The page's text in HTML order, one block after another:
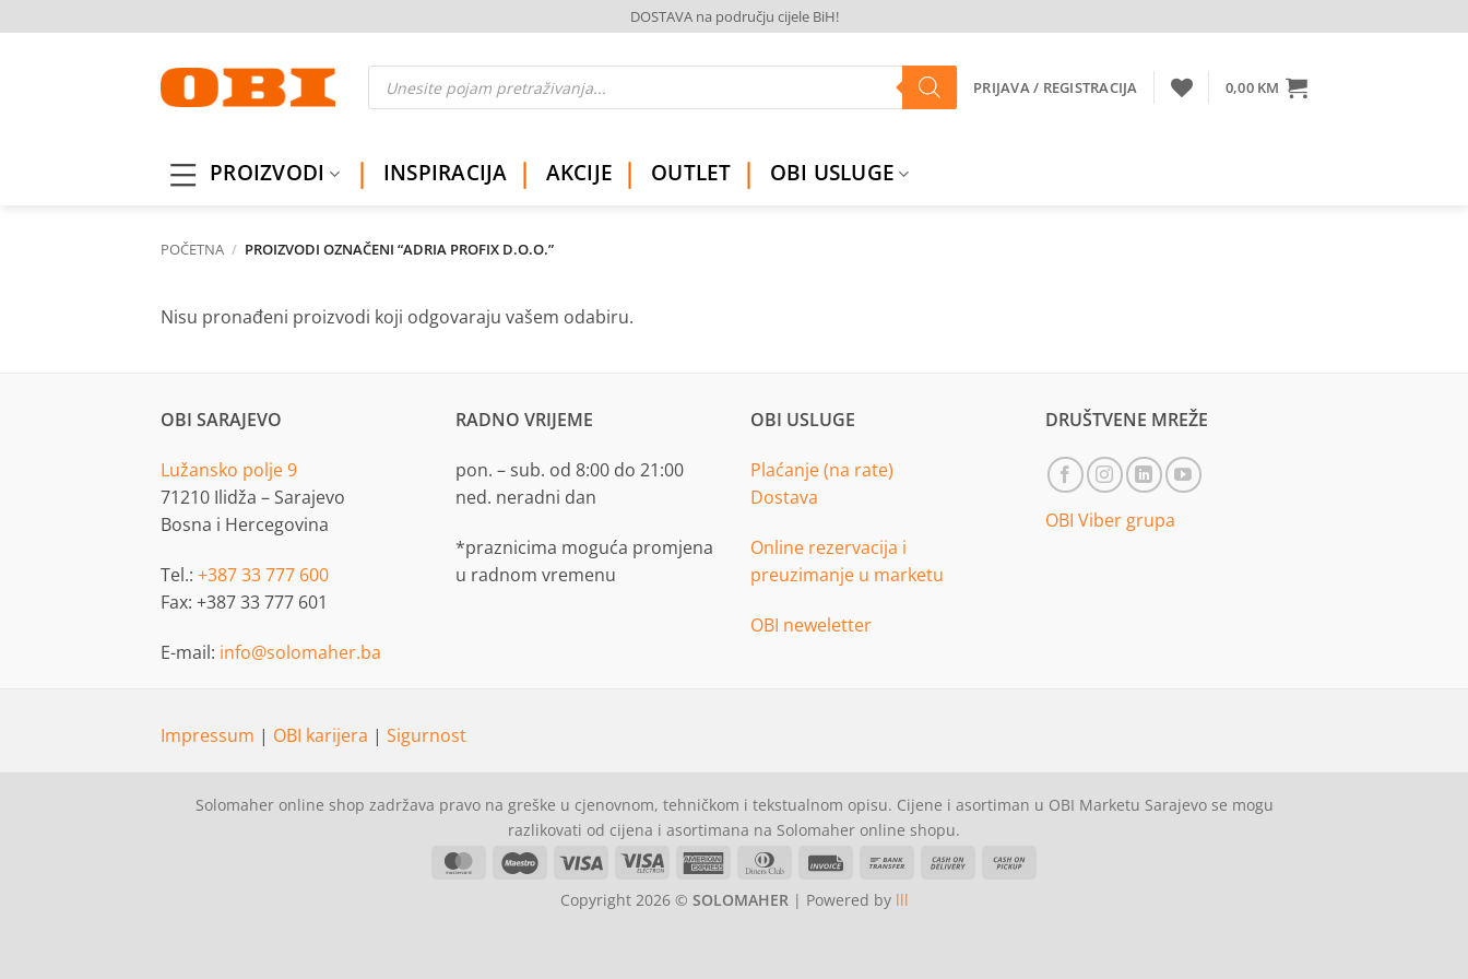
to
DOSTAVA na području cijele BiH!
Products
search PRIJAVA / REGISTRACIJA 0,00 KM
PROIZVODI INSPIRACIJA AKCIJE OUTLET OBI USLUGE
POČETNA / PROIZVODI OZNAČENI “ADRIA PROFIX D.O.O.”
Nisu pronađeni proizvodi koji odgovaraju vašem odabiru.
OBI SARAJEVO
Lužansko polje 9
71210 Ilidža – Sarajevo
Bosna i Hercegovina
Tel.: +387 33 777 600
Fax: +387 33 777 601
E-mail: info@solomaher.ba
RADNO VRIJEME
pon. – sub. od 8:00 do 21:00
ned. neradni dan
*praznicima moguća promjena
u radnom vremenu
OBI USLUGE
Plaćanje (na rate)
Dostava
Online rezervacija i
preuzimanje u marketu
OBI neweletter
DRUŠTVENE MREŽE
OBI Viber grupa
Impressum | OBI karijera | Sigurnost
Solomaher online shop zadržava pravo na greške u cjenovnom, tehničkom i tekstualnom opisu. Cijene i asortiman u OBI Marketu Sarajevo se mogu
razlikovati od cijena i asortimana na Solomaher online shopu.
MasterCardMaestro Visa
Visa
American Dinners
Invoice
Bank
Cash
Copyright 2026 © SOLOMAHER| Powered by lll